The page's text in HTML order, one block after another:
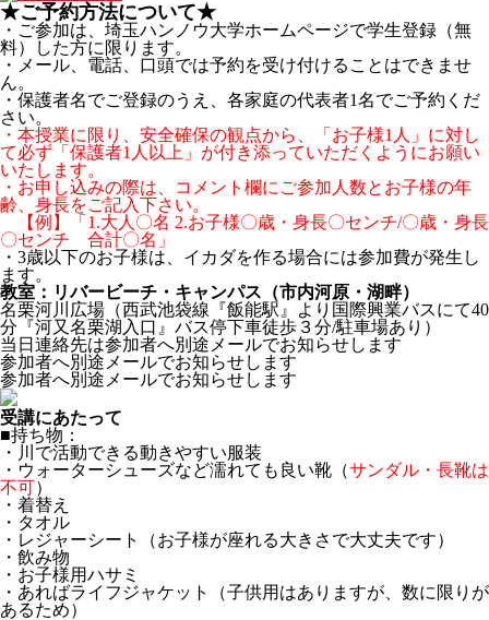
★ご予約方法について★
・ご参加は、埼玉ハンノウ大学ホームページで学生登録（無
料）した方に限ります。
・メール、電話、口頭では予約を受け付けることはできませ
ん。
・保護者名でご登録のうえ、各家庭の代表者1名でご予約くだ
さい。
・本授業に限り、安全確保の観点から、「お子様1人」に対し
て必ず「保護者1人以上」が付き添っていただくようにお願い
いたします。
・お申し込みの際は、コメント欄にご参加人数とお子様の年
齢、身長をご記入下さい。
【例】「1.大人〇名 2.お子様〇歳・身長〇センチ/〇歳・身長
〇センチ 合計〇名」
・3歳以下のお子様は、イカダを作る場合には参加費が発生し
ます。
教室：リバービーチ・キャンパス（市内河原・湖畔）
名栗河川広場（西武池袋線『飯能駅』より国際興業バスにて40
分『河又名栗湖入口』バス停下車徒歩３分/駐車場あり）
当日連絡先は参加者へ別途メールでお知らせします
参加者へ別途メールでお知らせします
参加者へ別途メールでお知らせします
受講にあたって
■持ち物：
・川で活動できる動きやすい服装
・ウォーターシューズなど濡れても良い靴（サンダル・長靴は
不可）
・着替え
・タオル
・レジャーシート（お子様が座れる大きさで大丈夫です）
・飲み物
・お子様用ハサミ
・あればライフジャケット（子供用はありますが、数に限りが
あるため）